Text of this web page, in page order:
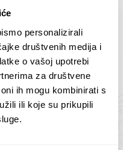
personalizirali
društvenih medija i
o vašoj upotrebi
za društvene
ih mogu kombinirati s
ili koje su prikupili
€
– krajolik
2
75,00€ – 138,00€Raspon
cijena:
od
ODABERI OPCIJE